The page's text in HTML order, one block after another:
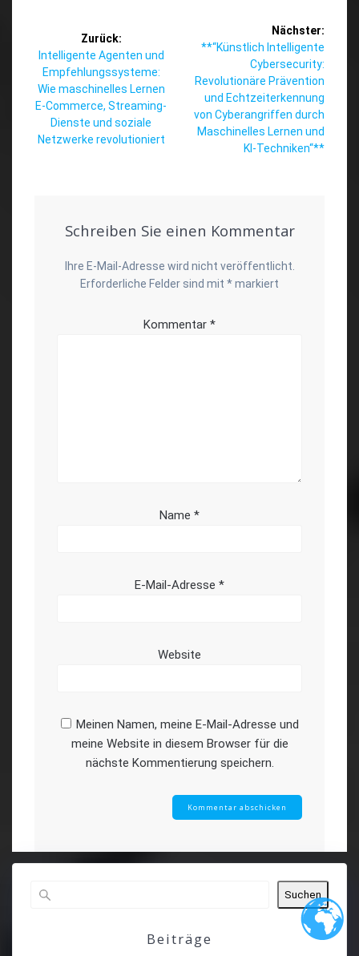
Zurück:
Vorheriger
Beitrag:
Intelligente Agenten und
Empfehlungssysteme:
Wie maschinelles Lernen
E-Commerce, Streaming-
Dienste und soziale
Netzwerke revolutioniert
Nächster:
Nächster
**“Künstlich Intelligente
Cybersecurity:
Revolutionäre Prävention
und Echtzeiterkennung
von Cyberangriffen durch
Maschinelles Lernen und
KI-Techniken“**
Schreiben Sie einen Kommentar
Ihre E-Mail-Adresse wird nicht veröffentlicht.
Erforderliche Felder sind mit *markiert
Kommentar *
Name *
E-Mail-Adresse *
Website
Meinen Namen, meine E-Mail-Adresse und
meine Website in diesem Browser für die
nächste Kommentierung speichern.
Suchen
Beiträge